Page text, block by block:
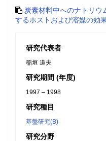
炭素材料中へのナトリウ
するホストおよび溶媒の効
研究代表者
稲垣 道夫
研究期間 (年度)
1997 – 1998
研究種目
基盤研究(B)
研究分野